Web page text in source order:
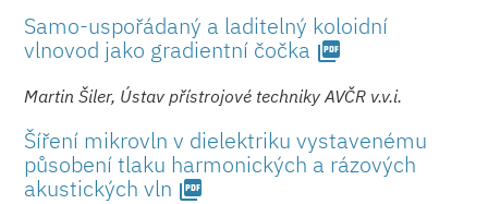
Samo-uspořádaný a laditelný koloidní
vlnovod jako gradientní čočka picture_as_pdf
Martin Šiler, Ústav přístrojové techniky AVČR v.v.i.
Šíření mikrovln v dielektriku vystavenému
působení tlaku harmonických a rázových
akustických vln picture_as_pdf